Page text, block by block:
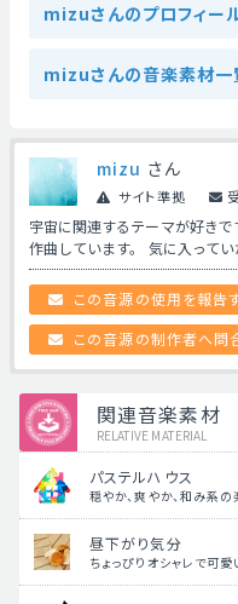
mizuさんのプロフィー
mizuさんの音楽素材一
mizu さん
サイト準拠
宇宙に関連するテーマが好き
作曲しています。 気に入ってい
この音源の使用を報告
この音源の制作者へ問
関連音楽素材
RELATIVE MATERIAL
パステルハウス
穏やか、爽やか、和み系
昼下がり気分
ちょっぴりオシャレで可